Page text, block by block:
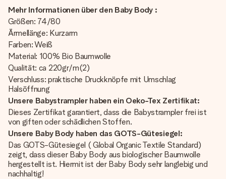
Mehr Informationen über den Baby Body :
Größen: 74/80
Ärmellänge: Kurzarm
Farben: Weiß
Material: 100% Bio Baumwolle
Qualität: ca 220gr/m(2)
Verschluss: praktische Druckknöpfe mit Umschlag
Halsöffnung
Unsere Babystrampler haben ein Oeko-Tex Zertifikat:
Dieses Zertifikat garantiert, dass die Babystrampler frei ist
von giften oder schädlichen Stoffen.
Unsere Baby Body haben das GOTS-Gütesiegel:
Das GOTS-Gütesiegel ( Global Organic Textile Standard)
zeigt, dass dieser Baby Body aus biologischer Baumwolle
hergestellt ist. Hiermit ist der Baby Body sehr langlebig und
nachhaltig!